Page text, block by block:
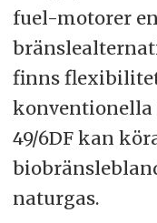
fuel-motorer
finns
konventionella
49/6DF kan
naturgas.